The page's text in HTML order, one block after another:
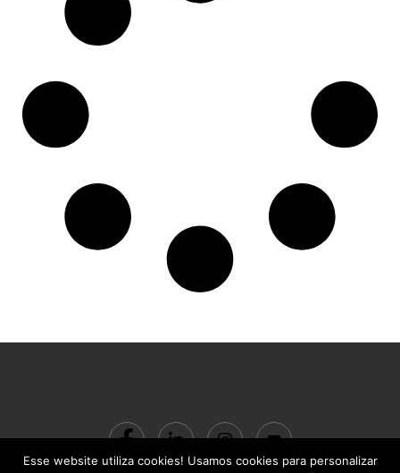
Esse website utiliza cookies! Usamos cookies para personalizar